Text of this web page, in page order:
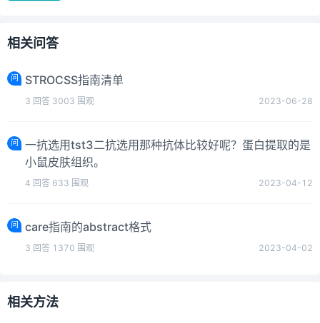
相关问答
问 STROCSS指南清单
3 回答 3003 围观 2023-06-28
问
一抗选用tst3二抗选用那种抗体比较好呢？蛋白提取的是
小鼠皮肤组织。
4 回答 633 围观 2023-04-12
问 care指南的abstract格式
3 回答 1370 围观 2023-04-02
相关方法